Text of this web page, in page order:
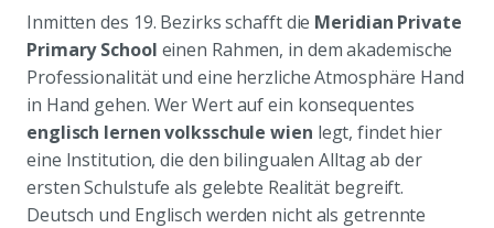
Inmitten des 19. Bezirks schafft die Meridian Private
Primary School einen Rahmen, in dem akademische
Professionalität und eine herzliche Atmosphäre Hand
in Hand gehen. Wer Wert auf ein konsequentes
englisch lernen volksschule wien legt, findet hier
eine Institution, die den bilingualen Alltag ab der
ersten Schulstufe als gelebte Realität begreift.
Deutsch und Englisch werden nicht als getrennte